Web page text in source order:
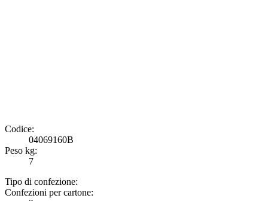
Codice:
04069160B
Peso kg:
7
Tipo di confezione:
Confezioni per cartone: